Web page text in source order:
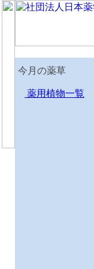
今月の薬草
薬用植物一覧